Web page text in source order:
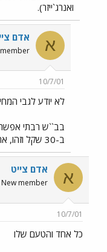
ואנרג`ייזר).
א אדם
10/7/01
לא יודע לגבי
ב-30 שקל וזהו, אתה מסודר
א אדם צייט
New member
10/7/01
כל אחד והטעם שלו